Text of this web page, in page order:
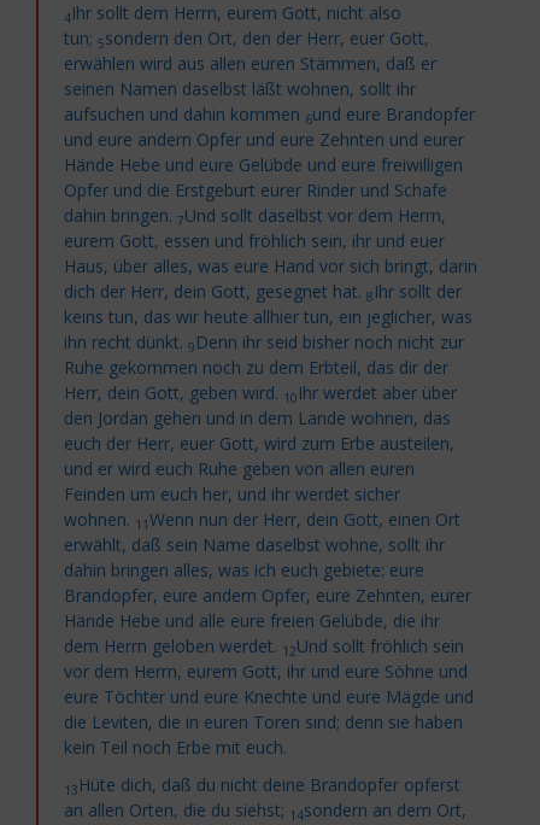
4Ihr sollt dem Herrn, eurem Gott, nicht also
tun; 5sondern den Ort, den der Herr, euer Gott,
erwählen wird aus allen euren Stämmen, daß er
seinen Namen daselbst läßt wohnen, sollt ihr
aufsuchen und dahin kommen 6und eure Brandopfer
und eure andern Opfer und eure Zehnten und eurer
Hände Hebe und eure Gelübde und eure freiwilligen
Opfer und die Erstgeburt eurer Rinder und Schafe
dahin bringen. 7Und sollt daselbst vor dem Herrn,
eurem Gott, essen und fröhlich sein, ihr und euer
Haus, über alles, was eure Hand vor sich bringt, darin
dich der Herr, dein Gott, gesegnet hat. 8 Ihr sollt der
keins tun, das wir heute allhier tun, ein jeglicher, was
ihn recht dünkt. 9 Denn ihr seid bisher noch nicht zur
Ruhe gekommen noch zu dem Erbteil, das dir der
Herr, dein Gott, geben wird. 10 Ihr werdet aber über
den Jordan gehen und in dem Lande wohnen, das
euch der Herr, euer Gott, wird zum Erbe austeilen,
und er wird euch Ruhe geben von allen euren
Feinden um euch her, und ihr werdet sicher
wohnen. 11Wenn nun der Herr, dein Gott, einen Ort
erwählt, daß sein Name daselbst wohne, sollt ihr
dahin bringen alles, was ich euch gebiete: eure
Brandopfer, eure andern Opfer, eure Zehnten, eurer
Hände Hebe und alle eure freien Gelübde, die ihr
dem Herrn geloben werdet. 12Und sollt fröhlich sein
vor dem Herrn, eurem Gott, ihr und eure Söhne und
eure Töchter und eure Knechte und eure Mägde und
die Leviten, die in euren Toren sind; denn sie haben
kein Teil noch Erbe mit euch.
13 Hüte dich, daß du nicht deine Brandopfer opferst
an allen Orten, die du siehst; 14sondern an dem Ort,